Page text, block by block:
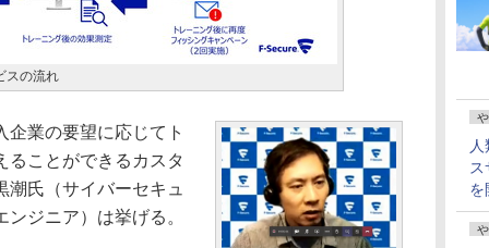
を
スの流れ
業の要望に応じてト
ることができるカスタ
氏（サイバーセキュ
ジニア）は挙げる。